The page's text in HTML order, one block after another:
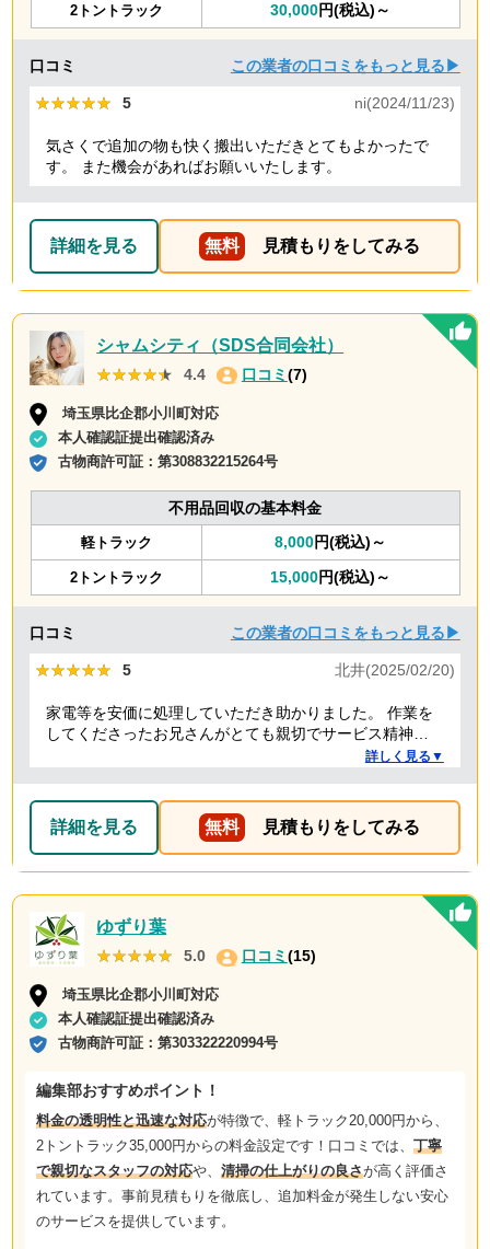
2トントラック 30,000円(税込)～
口コミ この業者の口コミをもっと見る▶
★★★★★
★★★★★ 5 ni(2024/11/23)
気さくで追加の物も快く搬出いただきとてもよかったで
す。 また機会があればお願いいたします。
詳細を見る 無料 見積もりをしてみる
シャムシティ（SDS合同会社）
★★★★★
★★★★★ 4.4 口コミ (7)
埼玉県比企郡小川町対応
本人確認証提出確認済み
古物商許可証：第308832215264号
不用品回収の基本料金
軽トラック 8,000円(税込)～
2トントラック 15,000円(税込)～
口コミ この業者の口コミをもっと見る▶
★★★★★
★★★★★ 5 北井(2025/02/20)
家電等を安価に処理していただき助かりました。 作業を
してくださったお兄さんがとても親切でサービス精神溢
詳しく見る▼
詳細を見る 無料 見積もりをしてみる
ゆずり葉
★★★★★
★★★★★ 5.0 口コミ(15)
埼玉県比企郡小川町対応
本人確認証提出確認済み
古物商許可証：第303322220994号
編集部おすすめポイント！
料金の透明性と迅速な対応が特徴で、軽トラック20,000円から、
2トントラック35,000円からの料金設定です！口コミでは、 丁寧
で親切なスタッフの対応や、 清掃の仕上がりの良さが高く評価さ
れています。事前見積もりを徹底し、追加料金が発生しない安心
のサービスを提供しています。